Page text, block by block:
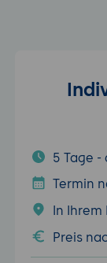
5 Tage -
Termin
In Ihrem
Preis